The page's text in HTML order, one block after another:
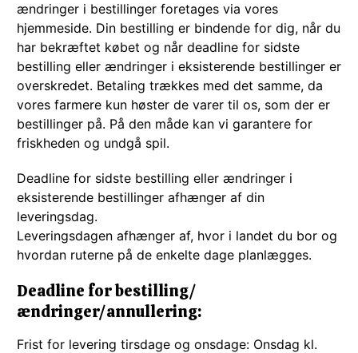
ændringer i bestillinger foretages via vores
hjemmeside. Din bestilling er bindende for dig, når du
har bekræftet købet og når deadline for sidste
bestilling eller ændringer i eksisterende bestillinger er
overskredet. Betaling trækkes med det samme, da
vores farmere kun høster de varer til os, som der er
bestillinger på. På den måde kan vi garantere for
friskheden og undgå spil.
Deadline for sidste bestilling eller ændringer i
eksisterende bestillinger afhænger af din
leveringsdag.
Leveringsdagen afhænger af, hvor i landet du bor og
hvordan ruterne på de enkelte dage planlægges.
Deadline for bestilling/
ændringer/annullering:
Frist for levering tirsdage og onsdage: Onsdag kl.